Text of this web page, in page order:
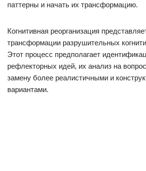
паттерны и начать их трансформацию.
Когнитивная реорганизация
трансформации разрушительных
Этот процесс предполагает
рефлекторных идей, их анализ на
замену более реалистичными и
вариантами.